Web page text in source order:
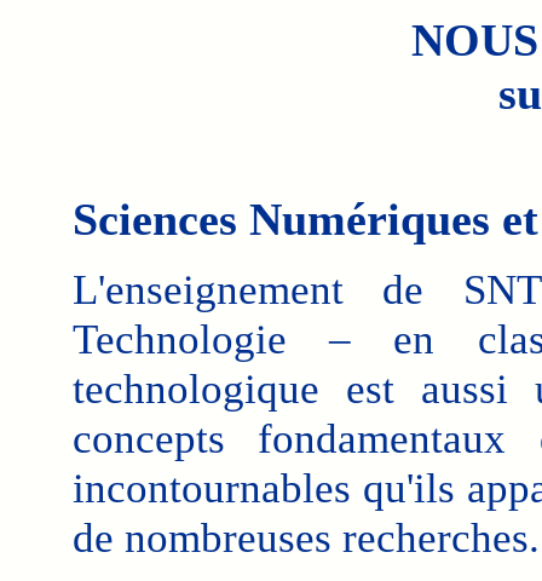
Sciences Numériques
L'enseignement de
Technologie – en
technologique est
concepts
incontournables qu'ils
de nombreuses recherches.